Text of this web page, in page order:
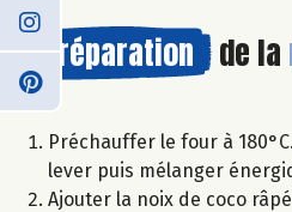
Préparation de la
Préchauffer le four à
lever puis mélanger
Ajouter la noix de coco